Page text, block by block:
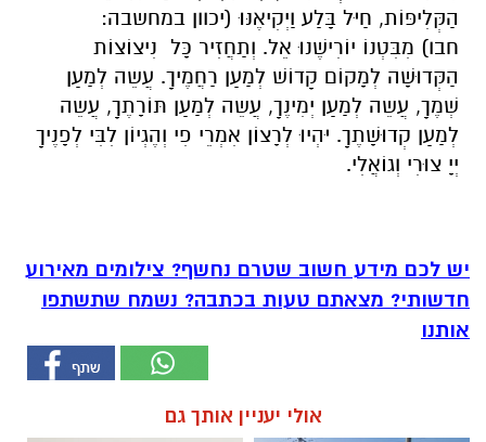
הַקְּלִיפּוֹת, חַיִל בָּלַע וַיְקִיאֶנּוּ (יכוון במחשבה:
חבו) מִבִּטְנוֹ יוֹרִישֶׁנוּ אֵל. וְתַחֲזִיר כָּל נִיצוֹצוֹת
הַקְּדוּשָׁה לְמָקוֹם קָדוֹשׁ לְמַעַן רַחֲמֶיךָ. עֲשֵה לְמַעַן
שְׁמֶךָ, עֲשֵה לְמַעַן יְמִינֶךָ, עֲשֵה לְמַעַן תּוֹרָתֶךָ, עֲשֵה
לְמַעַן קְדוּשָׁתֶךָ. יִהְיוּ לְרָצוֹן אִמְרֵי פִי וְהֶגְיוֹן לִבִּי לְפָנֶיךָ
יְיָ צוּרִי וְגוֹאֲלִי.
יש לכם מידע חשוב שטרם נחשף? צילומים מאירוע
חדשותי? מצאתם טעות בכתבה? נשמח שתשתפו
אותנו
אולי יעניין אותך גם